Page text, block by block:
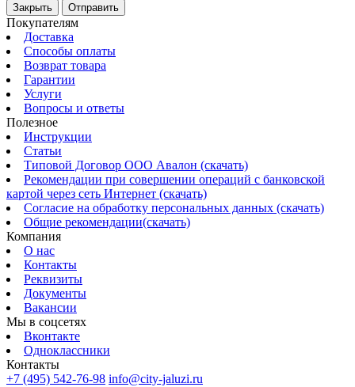
Закрыть Отправить
Покупателям
Доставка
Способы оплаты
Возврат товара
Гарантии
Услуги
Вопросы и ответы
Полезное
Инструкции
Статьи
Типовой Договор ООО Авалон (скачать)
Рекомендации при совершении операций с банковской
картой через сеть Интернет (скачать)
Согласие на обработку персональных данных (скачать)
Общие рекомендации(скачать)
Компания
О нас
Контакты
Реквизиты
Документы
Вакансии
Мы в соцсетях
Вконтакте
Одноклассники
Контакты
+7 (495) 542-76-98 info@city-jaluzi.ru